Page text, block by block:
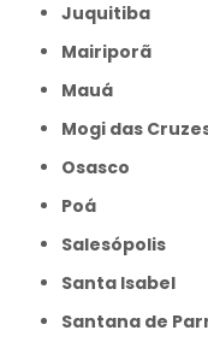
Juquitiba
Mairiporã
Mauá
Mogi das
Osasco
Poá
Salesópolis
Santa Isabel
Santana de